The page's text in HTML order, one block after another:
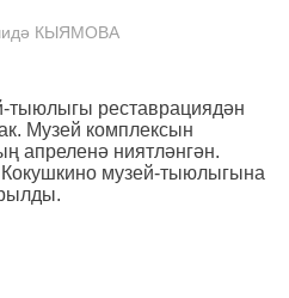
КЫЯМОВА
тыюлыгы реставрациядән
Музей комплексын
апреленә ниятләнгән.
музей-тыюлыгына